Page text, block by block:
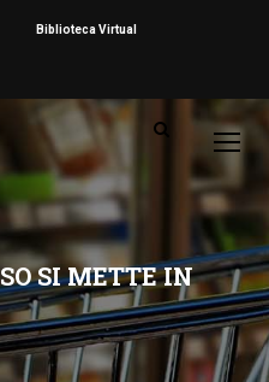
Biblioteca Virtual
SI METTE IN